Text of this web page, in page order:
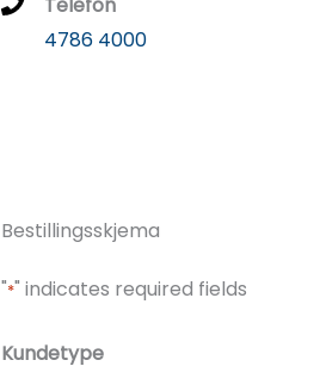
4786 4000
Bestillingsskjema
"*" indicates required fields
Kundetype